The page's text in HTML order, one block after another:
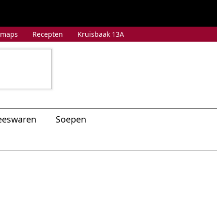
Recepten Kruisbaak 13A
Soepen